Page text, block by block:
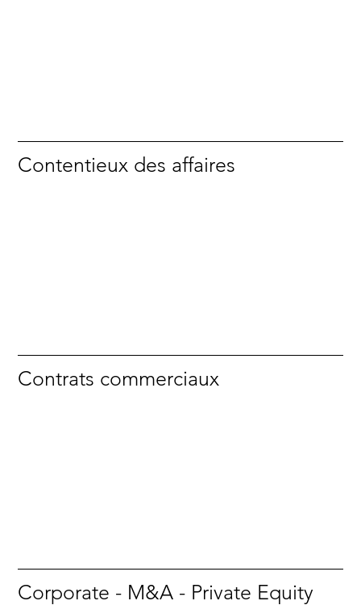
Contentieux des affaires
Contrats commerciaux
Corporate - M&A - Private Equity